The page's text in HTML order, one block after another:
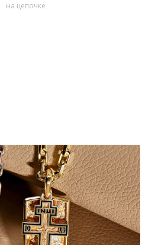
на цепочке